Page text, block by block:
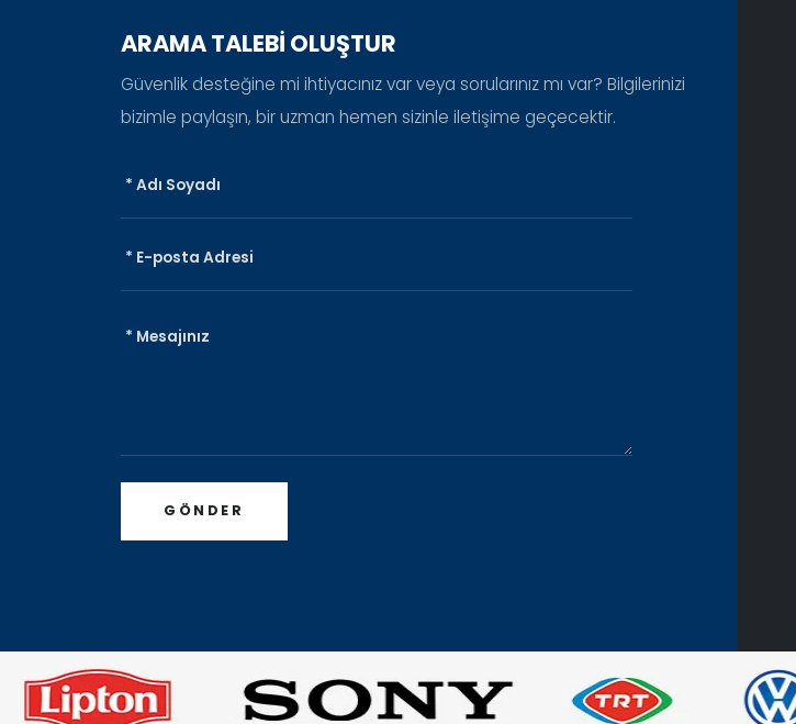
ARAMA TALEBİ OLUŞTUR
Güvenlik desteğine mi ihtiyacınız var veya sorularınız mı var? Bilgilerinizi
bizimle paylaşın, bir uzman hemen sizinle iletişime geçecektir.